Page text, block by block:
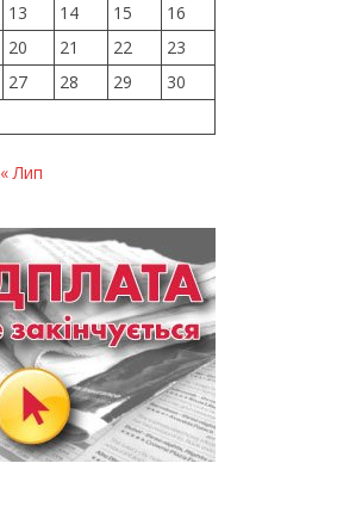
13 14 15
16
20 21 22
23
27 28 29
30
« Лип